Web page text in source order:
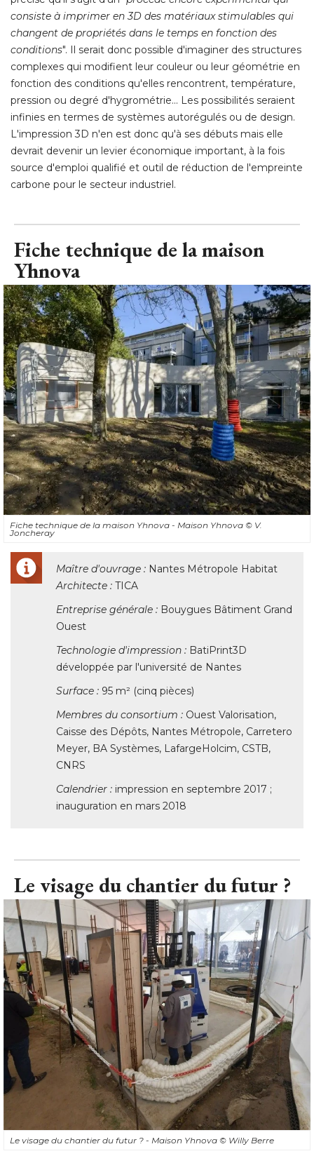
consiste à imprimer en 3D des matériaux stimulables qui
changent de propriétés dans le temps en fonction des
conditions". Il serait donc possible d'imaginer des structures
complexes qui modifient leur couleur ou leur géométrie en
fonction des conditions qu'elles rencontrent, température,
pression ou degré d'hygrométrie... Les possibilités seraient
infinies en termes de systèmes autorégulés ou de design.
L'impression 3D n'en est donc qu'à ses débuts mais elle
devrait devenir un levier économique important, à la fois
source d'emploi qualifié et outil de réduction de l'empreinte
carbone pour le secteur industriel.
Fiche technique de la maison
Yhnova
Fiche technique de la maison Yhnova - Maison Yhnova © V.
Joncheray
Maître d'ouvrage : Nantes Métropole Habitat
Architecte : TICA
Entreprise générale : Bouygues Bâtiment Grand
Ouest
Technologie d'impression : BatiPrint3D
développée par l'université de Nantes
Surface : 95 m² (cinq pièces)
Membres du consortium : Ouest Valorisation,
Caisse des Dépôts, Nantes Métropole, Carretero
Meyer, BA Systèmes, LafargeHolcim, CSTB,
CNRS
Calendrier : impression en septembre 2017 ;
inauguration en mars 2018
Le visage du chantier du futur ?
Le visage du chantier du futur ? - Maison Yhnova © Willy Berre